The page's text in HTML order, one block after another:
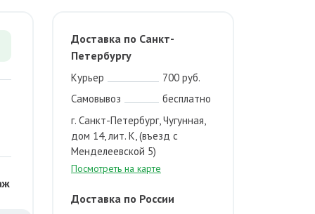
Доставка по Санкт-
Петербургу
Курьер
700 руб.
Самовывоз
бесплатно
г. Санкт-Петербург, Чугунная,
дом 14, лит. К, (въезд с
Менделеевской 5)
Посмотреть на карте
Доставка по России